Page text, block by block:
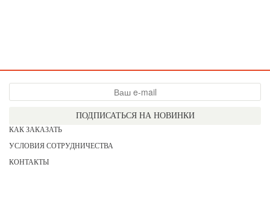
ПОДПИСАТЬСЯ НА НОВИНКИ
КАК ЗАКАЗАТЬ
УСЛОВИЯ СОТРУДНИЧЕСТВА
КОНТАКТЫ